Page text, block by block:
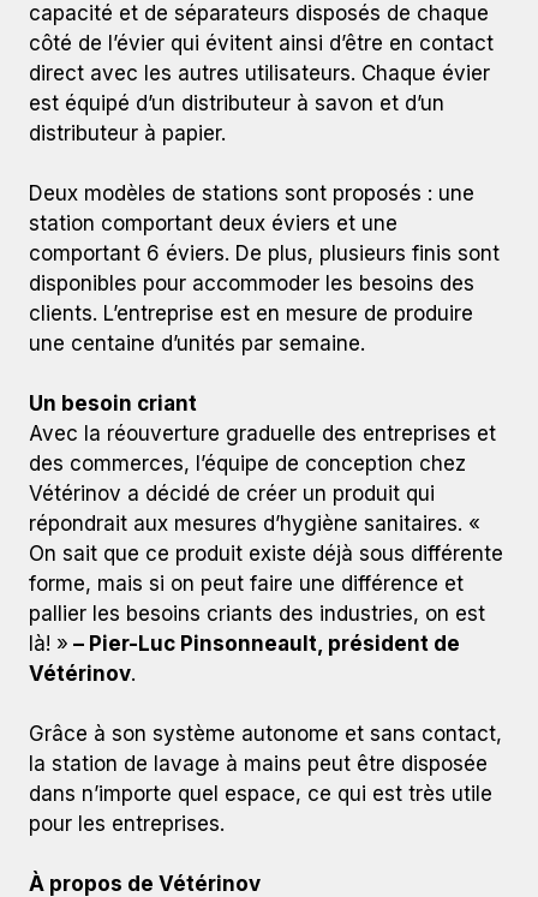
capacité et de séparateurs disposés de chaque
côté de l’évier qui évitent ainsi d’être en contact
direct avec les autres utilisateurs. Chaque évier
est équipé d’un distributeur à savon et d’un
distributeur à papier.
Deux modèles de stations sont proposés : une
station comportant deux éviers et une
comportant 6 éviers. De plus, plusieurs finis sont
disponibles pour accommoder les besoins des
clients. L’entreprise est en mesure de produire
une centaine d’unités par semaine.
Un besoin criant
Avec la réouverture graduelle des entreprises et
des commerces, l’équipe de conception chez
Vétérinov a décidé de créer un produit qui
répondrait aux mesures d’hygiène sanitaires. «
On sait que ce produit existe déjà sous différente
forme, mais si on peut faire une différence et
pallier les besoins criants des industries, on est
là! » – Pier-Luc Pinsonneault, président de
Vétérinov.
Grâce à son système autonome et sans contact,
la station de lavage à mains peut être disposée
dans n’importe quel espace, ce qui est très utile
pour les entreprises.
À propos de Vétérinov